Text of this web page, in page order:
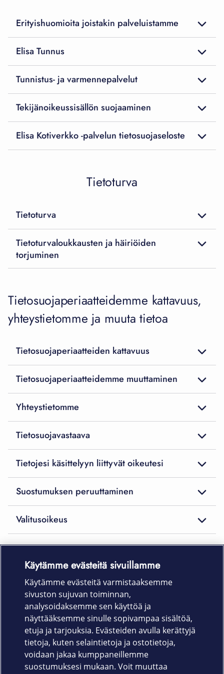
Erityishuomioita joistakin palveluistamme
Elisa Tunnus
Tunnistus- ja varmennepalvelut
Tekijänoikeussisällön suojaaminen
Elisa Kotiverkko -palvelun tietosuojaseloste
Tietoturva
Tietoturva
Tietoturvaloukkausten ja häiriöiden
torjuminen
Tietosuojaperiaatteidemme kattavuus,
yhteystietomme ja muuta tietoa
Tietosuojaperiaatteiden kattavuus
Tietosuojaperiaatteidemme muuttaminen
Yhteystietomme
Tietosuojavastaava
Tietojesi käsittelyyn liittyvät oikeutesi
Suostumuksen peruuttaminen
Valitusoikeus
Laitteet & liittymät
Palvelut
Ajankohtaista
Käytämme evästeitä sivuillamme
Käytämme evästeitä varmistaaksemme
sivuston sujuvan toiminnan,
analysoidaksemme sen käyttöä ja
näyttääksemme sinulle sopivampaa sisältöä,
etuja ja tarjouksia. Evästeiden avulla kerättyjä
tietoja, kuten selaintietoja ja ostotietoja,
voidaan jakaa kumppaneillemme
suostumuksesi mukaan. Voit muuttaa